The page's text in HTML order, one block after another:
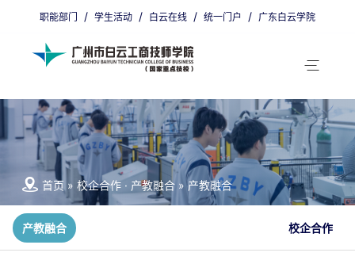
职能部门 / 学生活动 / 白云在线 / 统一门户 / 广东白云学院
首页 » 校企合作 · 产教融合 »产教融合
产教融合 校企合作